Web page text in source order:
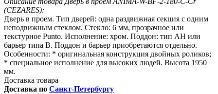
(CEZARES):
Дверь в проем. Тип дверей: одна раздвижная секция с одним
неподвижным стеклом. Стекло: 6 мм, прозрачное или
текстурное Punto. Исполнение: хром. Поддон: тип АН или
барьер типа В. Поддон и барьер приобретаются отдельно.
Особенности: * оригинальная конструкция двойных роликов;
* специальное исполнение для высоких людей. Высота 1950
мм.
Доставка товара
Доставка по Санкт-Петербургу